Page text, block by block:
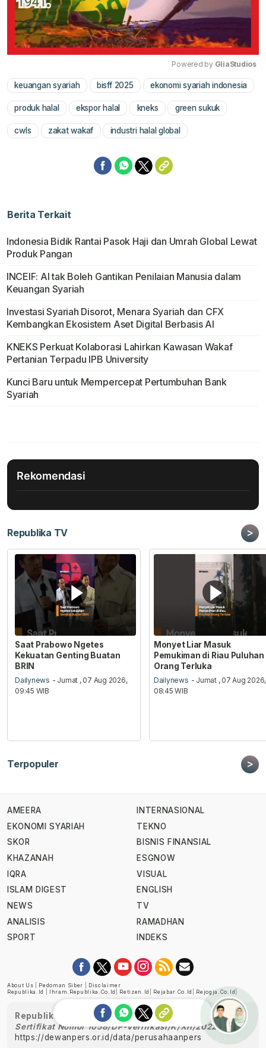
Mute
Powered by GliaStudios
keuangan syariah bisff 2025 ekonomi syariah indonesia
produk halal ekspor halal kneks green sukuk
cwls zakat wakaf industri halal global
Berita Terkait
Indonesia Bidik Rantai Pasok Haji dan Umrah Global Lewat
Produk Pangan
INCEIF: AI tak Boleh Gantikan Penilaian Manusia dalam
Keuangan Syariah
Investasi Syariah Disorot, Menara Syariah dan CFX
Kembangkan Ekosistem Aset Digital Berbasis AI
KNEKS Perkuat Kolaborasi Lahirkan Kawasan Wakaf
Pertanian Terpadu IPB University
Kunci Baru untuk Mempercepat Pertumbuhan Bank
Syariah
Rekomendasi
Republika TV >
Saat Prabowo Ngetes
Kekuatan Genting Buatan
BRIN
Dailynews - Jumat , 07 Aug 2026,
09:45 WIB
Monyet Liar Masuk
Pemukiman di Riau Puluhan
Orang Terluka
Dailynews - Jumat , 07 Aug 2026,
08:45 WIB
Terpopuler >
AMEERA
EKONOMI SYARIAH
SKOR
KHAZANAH
IQRA
ISLAM DIGEST
NEWS
ANALISIS
SPORT
INTERNASIONAL
TEKNO
BISNIS FINANSIAL
ESGNOW
VISUAL
ENGLISH
TV
RAMADHAN
INDEKS
About Us Pedoman Siber
Disclaimer
Republika.id
Ihram.republika.co.id Retizen.id Rejabar.co.id Rejogja.co.id
Republika telah diverifikasi oleh Dewan Pers
Sertifikat Nomor 1058/DP-Verifikasi/K/XII/2022
https://dewanpers.or.id/data/perusahaanpers
Ask me!